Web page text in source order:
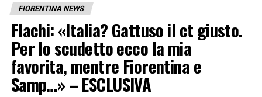
FIORENTINA NEWS
Flachi: «Italia? Gattuso il ct giusto.
Per lo scudetto ecco la mia
favorita, mentre Fiorentina e
Samp…» – ESCLUSIVA